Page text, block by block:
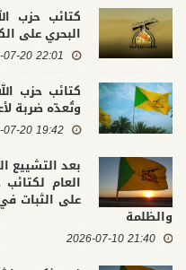
كتائب حزب
البحري على
22:01 2026-07-20
كتائب حزب
وتُعدّه ضربة
19:42 2026-07-20
بعد التشييع
العام
على الثبات
والظلمة
21:40 2026-07-10